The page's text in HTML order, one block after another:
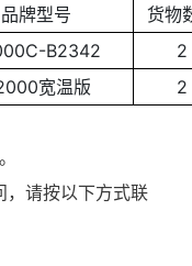
品牌型号
货物
B2342
2
宽温版 2
，请按以下方式联